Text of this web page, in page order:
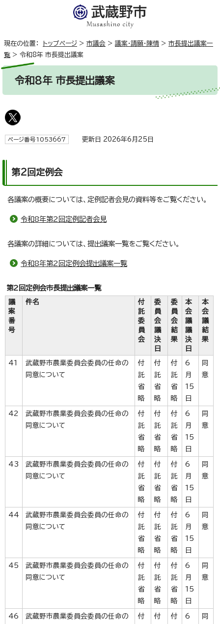
現在の位置： トップページ > 市議会 > 議案・請願・陳情 > 市長提出議案一
覧 > 令和8年 市長提出議案
令和8年 市長提出議案
ページ番号1053667 更新日 2026年6月25日
第2回定例会
各議案の概要については、定例記者会見の資料等をご覧ください。
令和8年第2回定例記者会見
各議案の詳細については、提出議案一覧をご覧ください。
令和8年第2回定例会提出議案一覧
第2回定例会市長提出議案一覧
議
案
番
号
件名
付
託
委
員
会
委
員
会
議
決
日
委
員
会
結
果
本
会
議
議
決
日
本
会
議
結
果
41
武蔵野市農業委員会委員の任命の
同意について
付
託
省
略
付
託
省
略
付
託
省
略
6
月
15
日
同
意
42
武蔵野市農業委員会委員の任命の
同意について
付
託
省
略
付
託
省
略
付
託
省
略
6
月
15
日
同
意
43
武蔵野市農業委員会委員の任命の
同意について
付
託
省
略
付
託
省
略
付
託
省
略
6
月
15
日
同
意
44
武蔵野市農業委員会委員の任命の
同意について
付
託
省
略
付
託
省
略
付
託
省
略
6
月
15
日
同
意
45
武蔵野市農業委員会委員の任命の
同意について
付
託
省
略
付
託
省
略
付
託
省
略
6
月
15
日
同
意
46
武蔵野市農業委員会委員の任命の
付
付
付
6
同